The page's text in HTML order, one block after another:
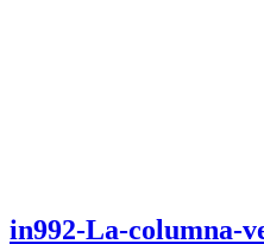
in992-La-columna-